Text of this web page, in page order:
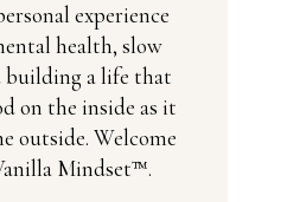
experience
health, slow
building a life that
on the inside as it
outside. Welcome
Mindset™.